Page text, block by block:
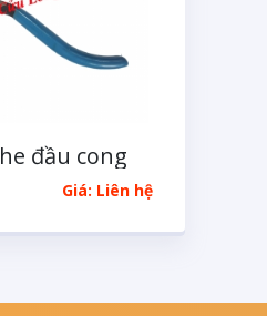
đầu cong
Giá: Liên hệ